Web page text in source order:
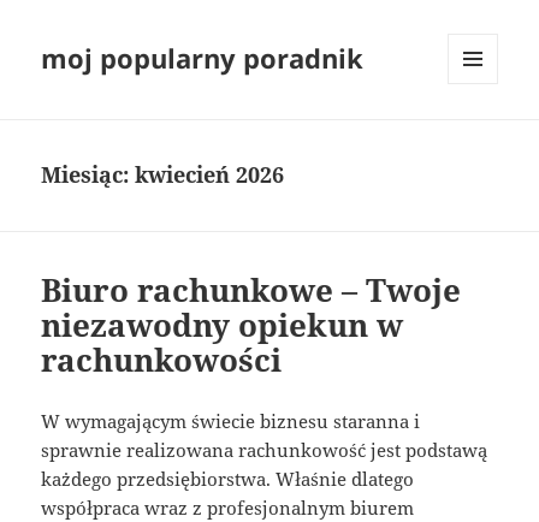
moj popularny poradnik
Miesiąc:kwiecień 2026
Biuro rachunkowe – Twoje
niezawodny opiekun w
rachunkowości
W wymagającym świecie biznesu staranna i
sprawnie realizowana rachunkowość jest podstawą
każdego przedsiębiorstwa. Właśnie dlatego
współpraca wraz z profesjonalnym biurem